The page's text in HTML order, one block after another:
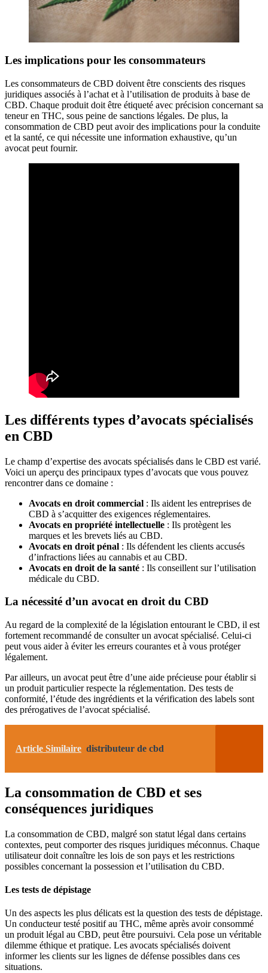
Les implications pour les consommateurs
Les consommateurs de CBD doivent être conscients des risques
juridiques associés à l’achat et à l’utilisation de produits à base de
CBD. Chaque produit doit être étiqueté avec précision concernant sa
teneur en THC, sous peine de sanctions légales. De plus, la
consommation de CBD peut avoir des implications pour la conduite
et la santé, ce qui nécessite une information exhaustive, qu’un
avocat peut fournir.
Les différents types d’avocats spécialisés
en CBD
Le champ d’expertise des avocats spécialisés dans le CBD est varié.
Voici un aperçu des principaux types d’avocats que vous pouvez
rencontrer dans ce domaine :
Avocats en droit commercial : Ils aident les entreprises de
CBD à s’acquitter des exigences réglementaires.
Avocats en propriété intellectuelle : Ils protègent les
marques et les brevets liés au CBD.
Avocats en droit pénal : Ils défendent les clients accusés
d’infractions liées au cannabis et au CBD.
Avocats en droit de la santé : Ils conseillent sur l’utilisation
médicale du CBD.
La nécessité d’un avocat en droit du CBD
Au regard de la complexité de la législation entourant le CBD, il est
fortement recommandé de consulter un avocat spécialisé. Celui-ci
peut vous aider à éviter les erreurs courantes et à vous protéger
légalement.
Par ailleurs, un avocat peut être d’une aide précieuse pour établir si
un produit particulier respecte la réglementation. Des tests de
conformité, l’étude des ingrédients et la vérification des labels sont
des prérogatives de l’avocat spécialisé.
Article Similaire distributeur de cbd
La consommation de CBD et ses
conséquences juridiques
La consommation de CBD, malgré son statut légal dans certains
contextes, peut comporter des risques juridiques méconnus. Chaque
utilisateur doit connaître les lois de son pays et les restrictions
possibles concernant la possession et l’utilisation du CBD.
Les tests de dépistage
Un des aspects les plus délicats est la question des tests de dépistage.
Un conducteur testé positif au THC, même après avoir consommé
un produit légal au CBD, peut être poursuivi. Cela pose un véritable
dilemme éthique et pratique. Les avocats spécialisés doivent
informer les clients sur les lignes de défense possibles dans ces
situations.